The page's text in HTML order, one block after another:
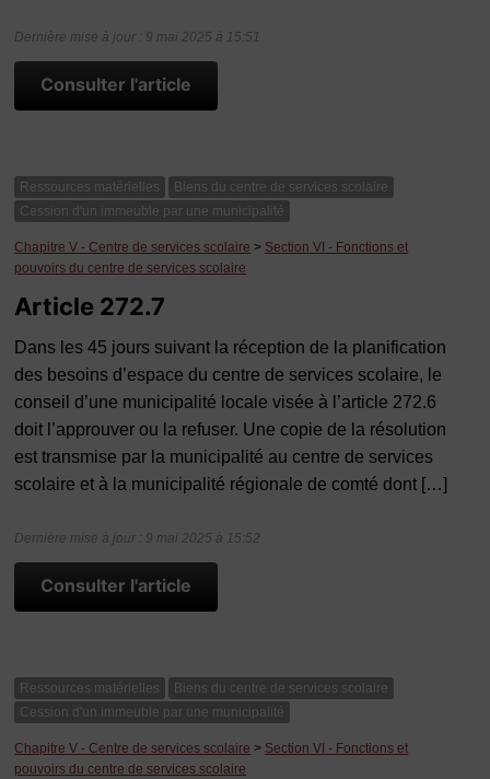
Dernière mise à jour : 9 mai 2025 à 15:51
Consulter l'article
Ressources matérielles
Biens du centre de services scolaire
Cession d'un immeuble par une municipalité
Chapitre V - Centre de services scolaire > Section VI - Fonctions et
pouvoirs du centre de services scolaire
Article 272.7
Dans les 45 jours suivant la réception de la planification
des besoins d’espace du centre de services scolaire, le
conseil d’une municipalité locale visée à l’article 272.6
doit l’approuver ou la refuser. Une copie de la résolution
est transmise par la municipalité au centre de services
scolaire et à la municipalité régionale de comté dont […]
Dernière mise à jour : 9 mai 2025 à 15:52
Consulter l'article
Ressources matérielles
Biens du centre de services scolaire
Cession d'un immeuble par une municipalité
Chapitre V - Centre de services scolaire > Section VI - Fonctions et
pouvoirs du centre de services scolaire